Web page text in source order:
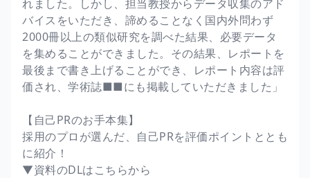
れました。しかし、担当教授からデータ収集のアド
バイスをいただき、諦めることなく国内外問わず
2000冊以上の類似研究を調べた結果、必要データ
を集めることができました。その結果、レポートを
最後まで書き上げることができ、レポート内容は評
価され、学術誌■■にも掲載していただきました」
【自己PRのお手本集】
採用のプロが選んだ、自己PRを評価ポイントととも
に紹介！
▼資料のDLはこちらから